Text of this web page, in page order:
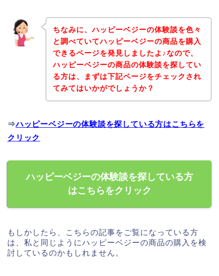
ちなみに、ハッピーベジーの体験談を色々
と調べていてハッピーベジーの商品を購入
できるページを発見しましたよ♪なので、
ハッピーベジーの商品の体験談を探してい
る方は、まずは下記ページをチェックされ
てみてはいかがでしょうか？
⇒ハッピーベジーの体験談を探している方はこちらを
クリック
ハッピーベジーの体験談を探している方
はこちらをクリック
もしかしたら、こちらの記事をご覧になっている方
は、私と同じようにハッピーベジーの商品の購入を検
討しているのかもしれません。